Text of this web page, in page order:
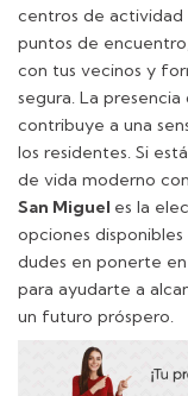
centros de actividad
puntos de
con tus vecinos y
segura. La
contribuye a una
los residentes. Si
de vida moderno
San Miguel es la
opciones
dudes en ponerte en
para ayudarte a
un futuro próspero.